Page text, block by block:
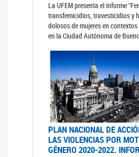
La UFEM presenta el informe
transfemicidios, travesticidios y
dolosos de mujeres en
en la Ciudad Autónoma de
PLAN NACIONAL DE
LAS VIOLENCIAS POR
GÉNERO 2020-2022.